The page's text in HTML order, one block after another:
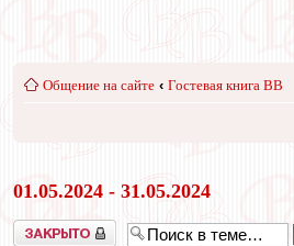
Общение на сайте ‹ Гостевая книга ВВ
01.05.2024 - 31.05.2024
Закрыто